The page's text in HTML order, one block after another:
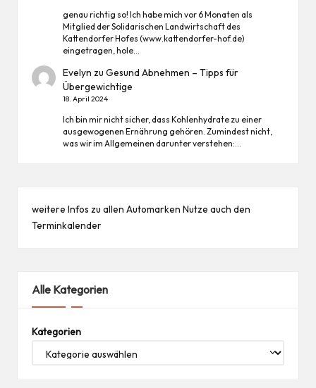
genau richtig so! Ich habe mich vor 6 Monaten als
Mitglied der Solidarischen Landwirtschaft des
Kattendorfer Hofes (www.kattendorfer-hof.de)
eingetragen, hole…
Evelyn zuGesund Abnehmen – Tipps für
Übergewichtige
18. April 2024
Ich bin mir nicht sicher, dass Kohlenhydrate zu einer
ausgewogenen Ernährung gehören. Zumindest nicht,
was wir im Allgemeinen darunter verstehen:…
weitere Infos zu allen Automarken Nutze auch den
Terminkalender
Alle Kategorien
Kategorien